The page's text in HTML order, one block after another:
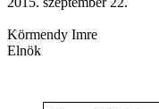
Körmendy Imre
Elnök